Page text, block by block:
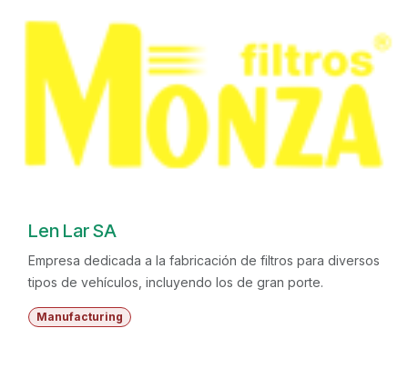
Len Lar SA
Empresa dedicada a la fabricación de filtros para diversos
tipos de vehículos, incluyendo los de gran porte.
Manufacturing